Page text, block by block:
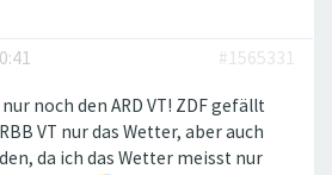
#1565331
noch den ARD VT! ZDF gefällt
VT nur das Wetter, aber auch
da ich das Wetter meisst nur